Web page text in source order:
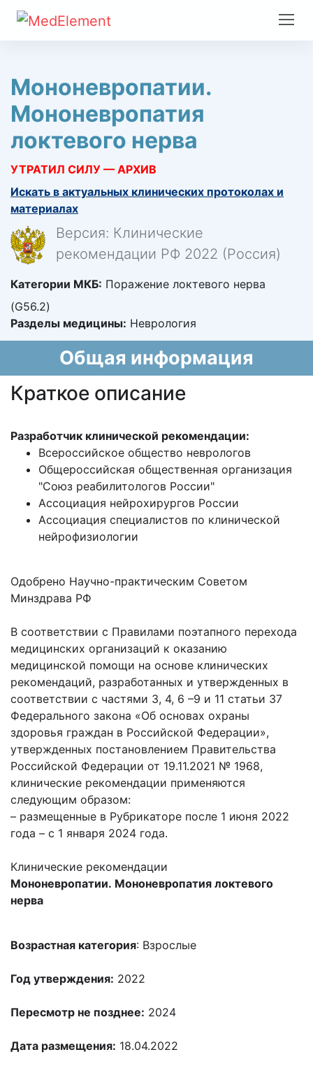
Мононевропатии.
Мононевропатия
локтевого нерва
УТРАТИЛ СИЛУ — АРХИВ
Искать в актуальных клинических протоколах и
материалах
Версия: Клинические
рекомендации РФ 2022 (Россия)
Категории МКБ: Поражение локтевого нерва
(G56.2)
Разделы медицины: Неврология
Общая информация
Краткое описание
Разработчик клинической рекомендации:
Всероссийское общество неврологов
Общероссийская общественная организация
"Союз реабилитологов России"
Ассоциация нейрохирургов России
Ассоциация специалистов по клинической
нейрофизиологии
Одобрено Научно-практическим Советом
Минздрава РФ
В соответствии с Правилами поэтапного перехода
медицинских организаций к оказанию
медицинской помощи на основе клинических
рекомендаций, разработанных и утвержденных в
соответствии с частями 3, 4, 6 –9 и 11 статьи 37
Федерального закона «Об основах охраны
здоровья граждан в Российской Федерации»,
утвержденных постановлением Правительства
Российской Федерации от 19.11.2021 № 1968,
клинические рекомендации применяются
следующим образом:
– размещенные в Рубрикаторе после 1 июня 2022
года – с 1 января 2024 года.
Клинические рекомендации
Мононевропатии. Мононевропатия локтевого
нерва
Возрастная категория: Взрослые
Год утверждения: 2022
Пересмотр не позднее: 2024
Дата размещения: 18.04.2022